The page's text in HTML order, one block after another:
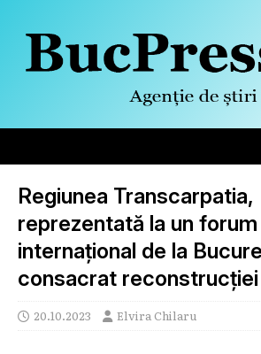
Regiunea Transcarpatia,
reprezentată la un forum
internațional de la
consacrat
20.10.2023 Elvira Chilaru